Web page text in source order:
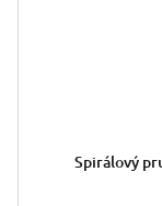
Spirálový